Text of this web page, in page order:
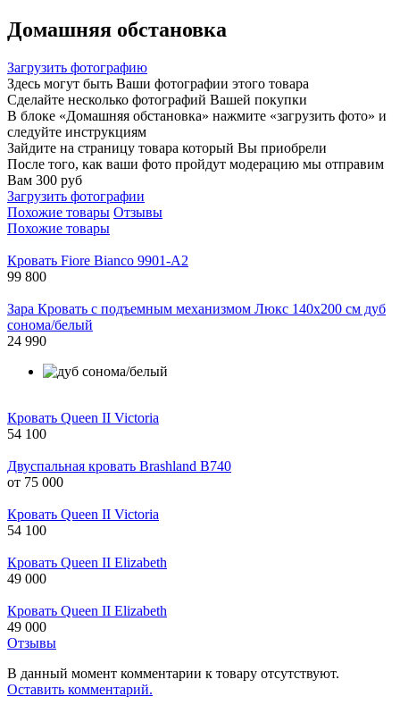
Домашняя обстановка
Загрузить фотографию
Здесь могут быть Ваши фотографии этого товара
Сделайте несколько фотографий Вашей покупки
В блоке «Домашняя обстановка» нажмите «загрузить фото» и
следуйте инструкциям
Зайдите на страницу товара который Вы приобрели
После того, как ваши фото пройдут модерацию мы отправим
Вам 300 руб
Загрузить фотографии
Похожие товары Отзывы
Похожие товары
Кровать Fiore Bianco 9901-А2
99 800
Зара Кровать с подъемным механизмом Люкс 140х200 см дуб
сонома/белый
24 990
Кровать Queen II Victoria
54 100
Двуспальная кровать Brashland B740
от 75 000
Кровать Queen II Victoria
54 100
Кровать Queen II Elizabeth
49 000
Кровать Queen II Elizabeth
49 000
Отзывы
В данный момент комментарии к товару отсутствуют.
Оставить комментарий.